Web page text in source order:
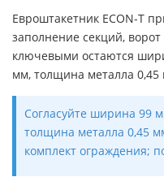
Евроштакетник ECON-T
заполнение секций,
ключевыми остаются
мм, толщина металла 0,45
Согласуйте ширина 99
толщина металла 0,45
комплект ограждения;